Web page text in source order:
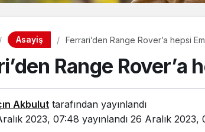
Asayiş Ferrari’den Range Rover’a hepsi
Range Rover’a
Akbulut tarafından yayınlandı
2023, 07:48 yayınlandı 26 Aralık 2023,